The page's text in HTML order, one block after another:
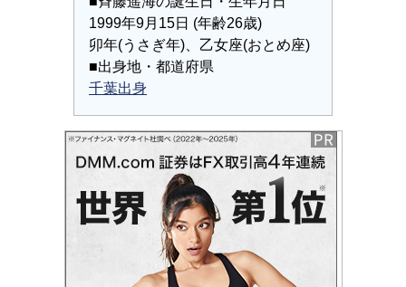
1999年9月15日 (年齢26歳)
卯年(うさぎ年)、乙女座(おとめ座)
■出身地・都道府県
千葉出身